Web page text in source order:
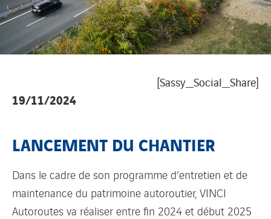
[Sassy_Social_Share]
19/11/2024
LANCEMENT DU CHANTIER
Dans le cadre de son programme d’entretien et de
maintenance du patrimoine autoroutier, VINCI
Autoroutesva réaliser entre fin 2024 etdébut 2025